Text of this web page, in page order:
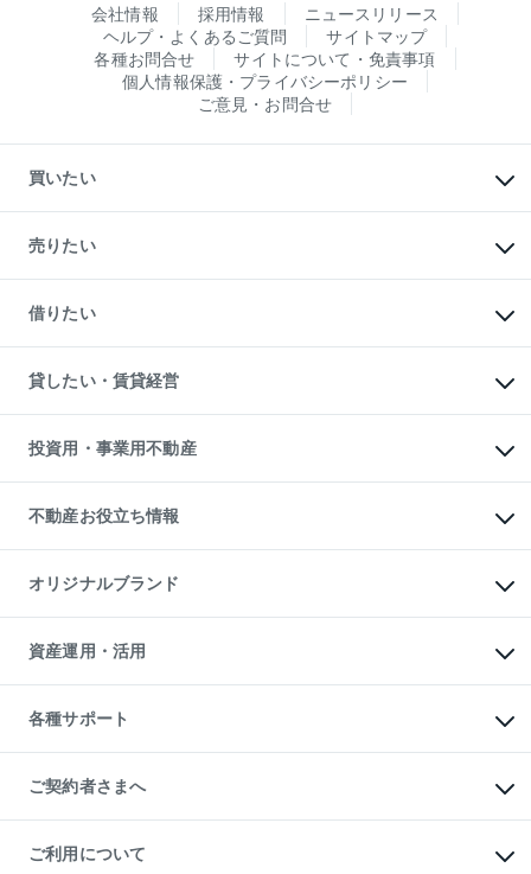
会社情報 採用情報
ニュースリリース
ヘルプ・よくあるご質問
サイトマップ
各種お問合せ
サイトについて・免責事項
個人情報保護・プライバシーポリシー
ご意見・お問合せ
買いたい
新築・分譲マンションの購入
中古マンションの購入
一戸建ての購入
中古一戸建ての購入
不動産購入の流れ
注目キーワード物件特集
購入ガイド
English 繁体中文簡体中文
売りたい
一戸建ての売却・査定
土地の売却・査定
スピードAI査定
不動産査定について
不動産売却の流れ
不動産買換えの流れ
売却ガイド
借りたい
オフィス・店舗の賃貸
借りるときの流れ
借りるガイド
貸したい・賃貸経営
マンション賃料データ
賃貸管理プラン
リロケーションについて
貸すガイド
投資用・事業用不動産
事業用不動産
マンション投資
投資用マンション
アパート経営
収益物件
ビル購入（ビル一棟）
投資用不動産の売却査定
事業用不動産の売却査定
不動産お役立ち情報
マンションライブラリー
人気マンションランキング
暮らしに役立つ不動産メディア
不動産相場・不動産価格情報
不動産コラム・ニュース
不動産用語集
不動産なんでもネット相談室
住まいの税金
オリジナルブランド
一棟リノベーションマンション
L`GENTE（ルジェンテ）
区分リノベーションマンション
投資用一棟レジデンスWELL
不動産小口投資
LEGACIA（レガシア）
資産運用・活用
不動産M&A
アセットマネジメント・出資
各種サポート
相続サポート
リフォームサポート
ご契約者さまへ
ご紹介・再契約特典
入居者様専用-各種ご案内（賃貸）
ご利用について